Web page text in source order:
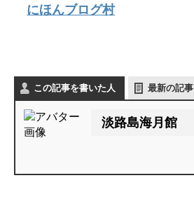
にほんブログ村
この記事を書いた人 最新の記事
淡路島海月館